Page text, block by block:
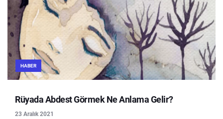
HABER
Rüyada Abdest Görmek Ne Anlama Gelir?
23 Aralık 2021